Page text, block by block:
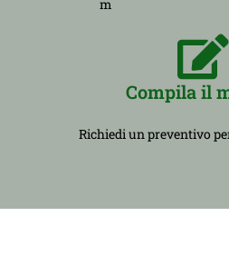
m
Compila il
Richiedi un preventivo